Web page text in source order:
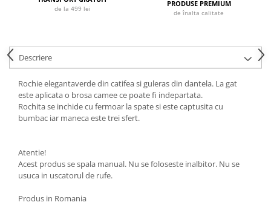
de la 499 lei
PRODUSE PREMIUM
de înalta calitate
Descriere
Rochie elegantaverde din catifea si guleras din dantela. La gat
este aplicata o brosa camee ce poate fi indepartata.
Rochita se inchide cu fermoar la spate si este captusita cu
bumbac iar maneca este trei sfert.
Atentie!
Acest produs se spala manual. Nu se foloseste inalbitor. Nu se
usuca in uscatorul de rufe.
Produs in Romania